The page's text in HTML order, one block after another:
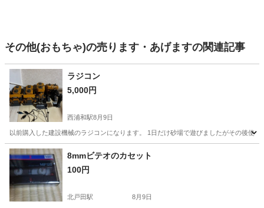
その他(おもちゃ)の売ります・あげますの関連記事
ラジコン
5,000円
西浦和駅8月9日
以前購入した建設機械のラジコンになります。 1日だけ砂場で遊びましたがその後使
埼玉 さいたま市 西浦和駅 ラジコン
8mmビテオのカセット
100円
北戸田駅 8月9日